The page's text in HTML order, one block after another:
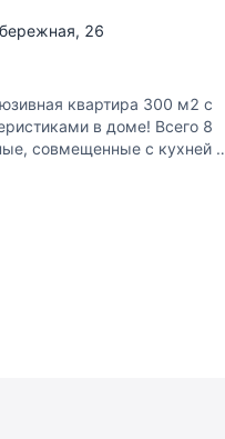
, 26
квартира 300 м2 с
в доме! Всего 8
совмещенные с кухней и